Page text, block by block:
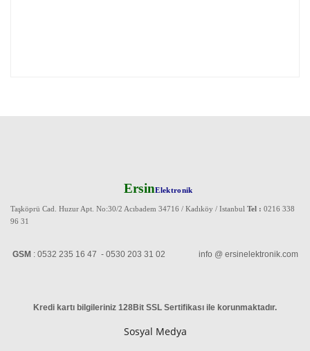
ErsinElektronik
Taşköprü Cad. Huzur Apt. No:30/2 Acıbadem 34716 / Kadıköy / Istanbul Tel : 0216 338
96 31
GSM : 0532 235 16 47 - 0530 203 31 02 info @ ersinelektronik.com
Kredi kartı bilgileriniz 128Bit SSL Sertifikası ile korunmaktadır.
Sosyal Medya